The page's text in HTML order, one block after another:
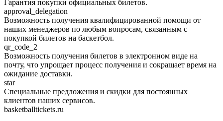
Гарантия покупки официальных билетов.
approval_delegation
Возможность получения квалифицированной помощи от
наших менеджеров по любым вопросам, связанным с
покупкой билетов на баскетбол.
qr_code_2
Возможность получения билетов в электронном виде на
почту, что упрощает процесс получения и сокращает время на
ожидание доставки.
star
Специальные предложения и скидки для постоянных
клиентов наших сервисов.
basketballtickets.ru